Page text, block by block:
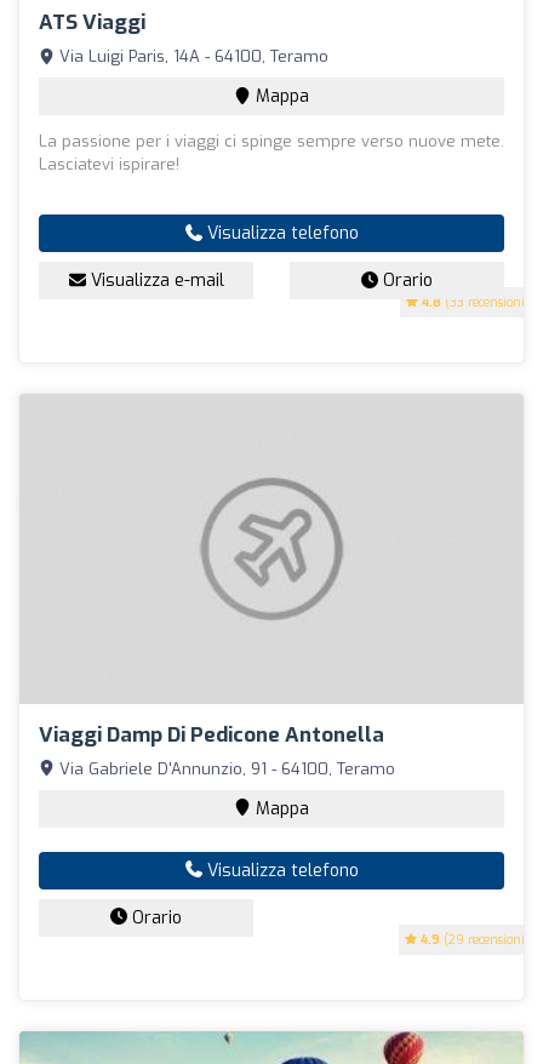
ATS Viaggi
4.8 (33 recensioni)
Via Luigi Paris, 14A - 64100, Teramo
Mappa
La passione per i viaggi ci spinge sempre verso nuove mete.
Lasciatevi ispirare!
Visualizza telefono
Visualizza e-mail Orario
Viaggi Damp Di Pedicone Antonella
4.9 (29 recensioni)
Via Gabriele D'Annunzio, 91 - 64100, Teramo
Mappa
Visualizza telefono
Orario